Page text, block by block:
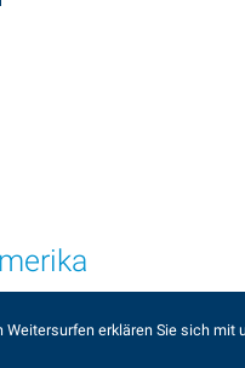
erklären Sie sich mit